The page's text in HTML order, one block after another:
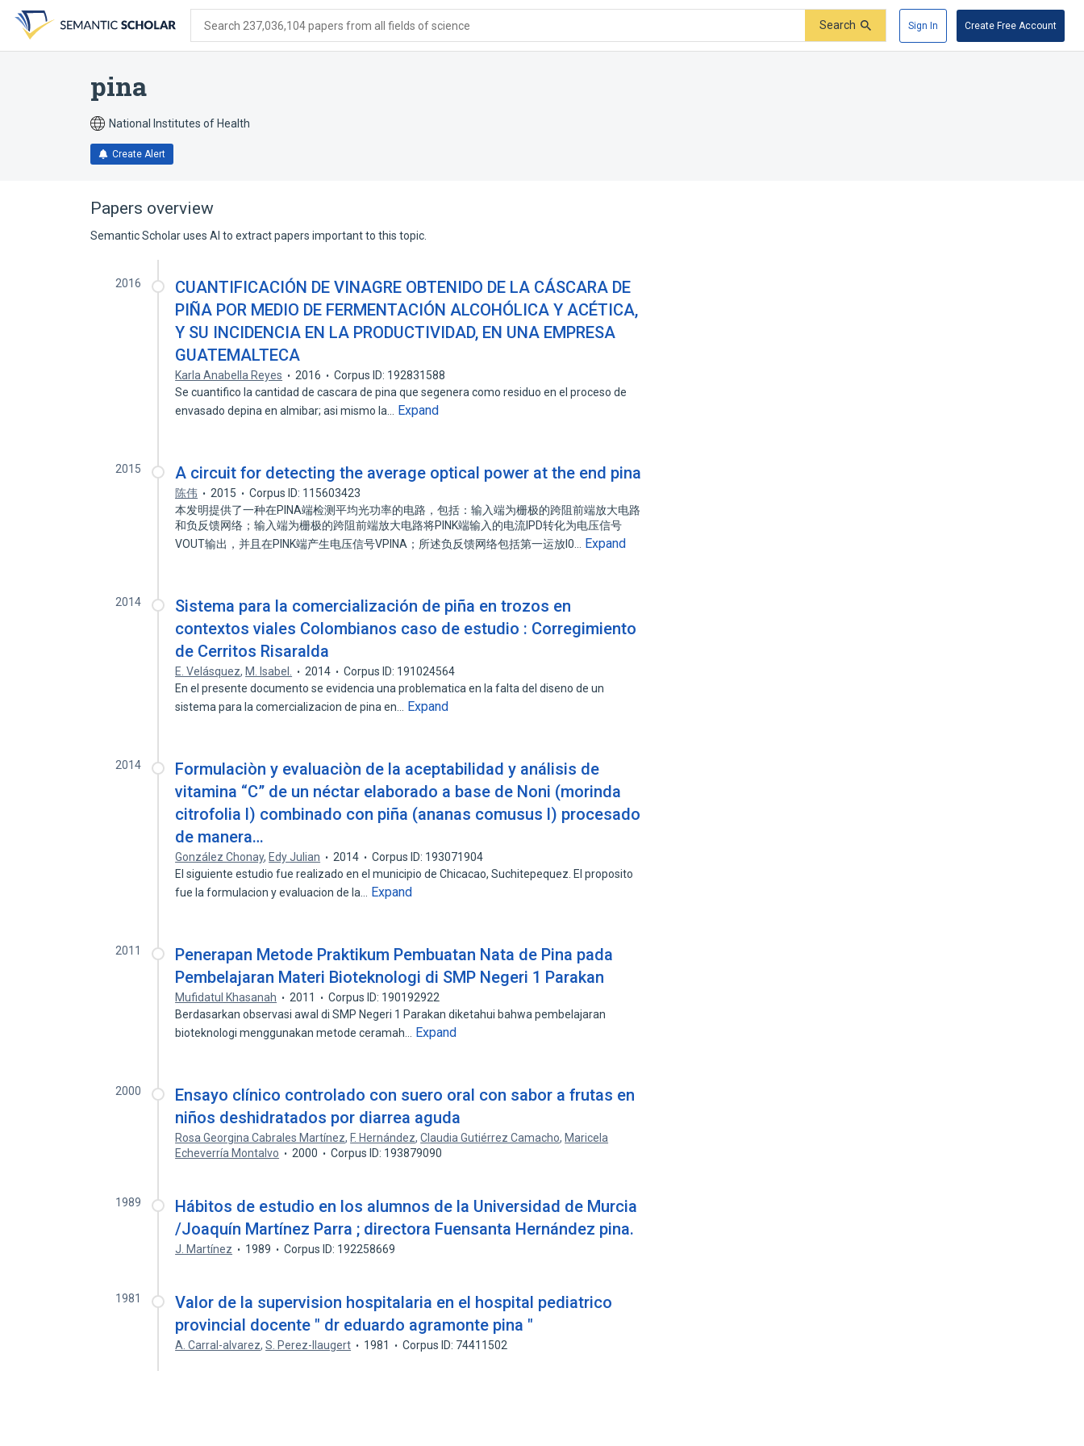
search
form
content
account
menu
Search 237,036,104 papers from all fields of science Search Sign In Create Free Account
pina
National Institutes of Health
Create Alert
Papers overview
Semantic Scholar uses AI to extract papers important to this topic.
2016
CUANTIFICACIÓN DE VINAGRE OBTENIDO DE LA CÁSCARA DE
PIÑA POR MEDIO DE FERMENTACIÓN ALCOHÓLICA Y ACÉTICA,
Y SU INCIDENCIA EN LA PRODUCTIVIDAD, EN UNA EMPRESA
GUATEMALTECA
Karla Anabella Reyes 2016
Corpus ID: 192831588
Se cuantifico la cantidad de cascara de pina que segenera como residuo en el proceso de
envasado depina en almibar; asi mismo la…
Expand
2015 A circuit for detecting the average optical power at the end pina
陈伟 2015
Corpus ID: 115603423
本发明提供了一种在PINA端检测平均光功率的电路，包括：输入端为栅极的跨阻前端放大电路
和负反馈网络；输入端为栅极的跨阻前端放大电路将PINK端输入的电流IPD转化为电压信号
VOUT输出，并且在PINK端产生电压信号VPINA；所述负反馈网络包括第一运放I0…
Expand
2014
Sistema para la comercialización de piña en trozos en
contextos viales Colombianos caso de estudio : Corregimiento
de Cerritos Risaralda
E. Velásquez, M. Isabel. 2014
Corpus ID: 191024564
En el presente documento se evidencia una problematica en la falta del diseno de un
sistema para la comercializacion de pina en…
Expand
2014
Formulaciòn y evaluaciòn de la aceptabilidad y análisis de
vitamina “C” de un néctar elaborado a base de Noni (morinda
citrofolia l) combinado con piña (ananas comusus l) procesado
de manera…
González Chonay, Edy Julian 2014
Corpus ID: 193071904
El siguiente estudio fue realizado en el municipio de Chicacao, Suchitepequez. El proposito
fue la formulacion y evaluacion de la…
Expand
2011
Penerapan Metode Praktikum Pembuatan Nata de Pina pada
Pembelajaran Materi Bioteknologi di SMP Negeri 1 Parakan
Mufidatul Khasanah 2011
Corpus ID: 190192922
Berdasarkan observasi awal di SMP Negeri 1 Parakan diketahui bahwa pembelajaran
bioteknologi menggunakan metode ceramah…
Expand
2000
Ensayo clínico controlado con suero oral con sabor a frutas en
niños deshidratados por diarrea aguda
Rosa Georgina Cabrales Martínez, F. Hernández,Claudia Gutiérrez Camacho, Maricela
Echeverría Montalvo
2000 Corpus ID: 193879090
1989
Hábitos de estudio en los alumnos de la Universidad de Murcia
/Joaquín Martínez Parra ; directora Fuensanta Hernández pina.
J. Martínez 1989 Corpus ID: 192258669
1981
Valor de la supervision hospitalaria en el hospital pediatrico
provincial docente " dr eduardo agramonte pina "
A. Carral-alvarez,S. Perez-llaugert 1981 Corpus ID: 74411502